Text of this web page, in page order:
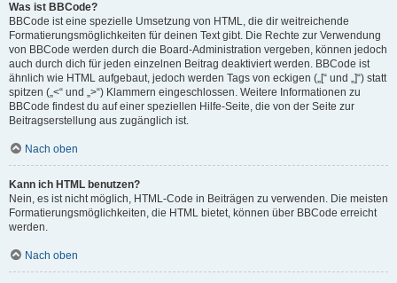
Was ist BBCode?
BBCode ist eine spezielle Umsetzung von HTML, die dir weitreichende
Formatierungsmöglichkeiten für deinen Text gibt. Die Rechte zur Verwendung
von BBCode werden durch die Board-Administration vergeben, können jedoch
auch durch dich für jeden einzelnen Beitrag deaktiviert werden. BBCode ist
ähnlich wie HTML aufgebaut, jedoch werden Tags von eckigen („[“ und „]“) statt
spitzen („<“ und „>“) Klammern eingeschlossen. Weitere Informationen zu
BBCode findest du auf einer speziellen Hilfe-Seite, die von der Seite zur
Beitragserstellung aus zugänglich ist.
Nach oben
Kann ich HTML benutzen?
Nein, es ist nicht möglich, HTML-Code in Beiträgen zu verwenden. Die meisten
Formatierungsmöglichkeiten, die HTML bietet, können über BBCode erreicht
werden.
Nach oben